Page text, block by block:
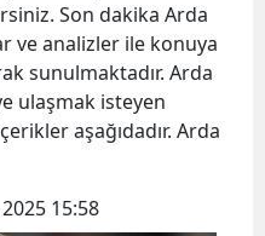
Son dakika Arda
ve analizler ile konuya
sunulmaktadır. Arda
ulaşmak isteyen
aşağıdadır. Arda
15:58